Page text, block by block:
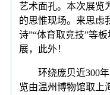
艺术面孔。本次展览
的思惟现场。来思虑
诗”“体育取竞技”等
展，此外！
环绕庞贝近300年
览由温州博物馆取上